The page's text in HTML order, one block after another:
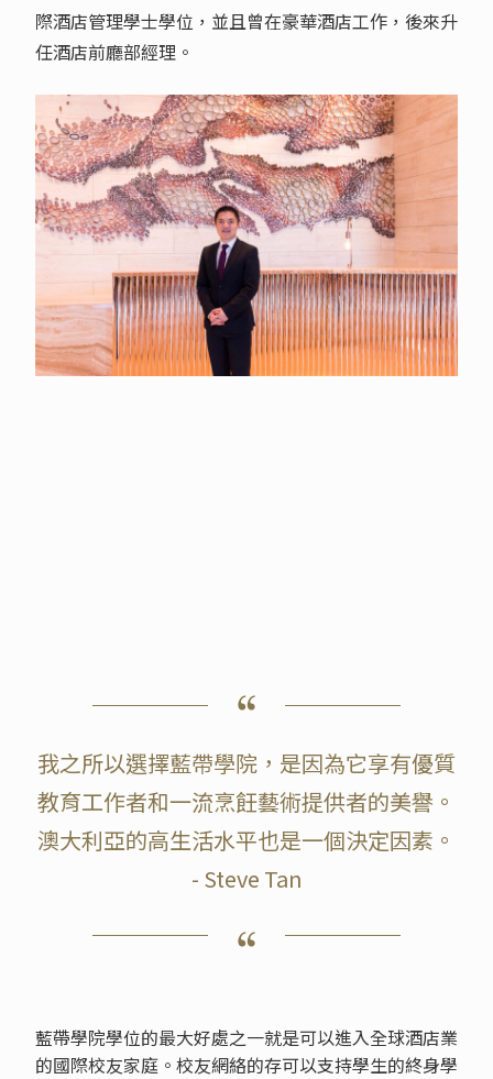
際酒店管理學士學位，並且曾在豪華酒店工作，後來升
任酒店前廳部經理。
我之所以選擇藍帶學院，是因為它享有優質
教育工作者和一流烹飪藝術提供者的美譽。
澳大利亞的高生活水平也是一個決定因素。
- Steve Tan
藍帶學院學位的最大好處之一就是可以進入全球酒店業
的國際校友家庭。校友網絡的存可以支持學生的終身學